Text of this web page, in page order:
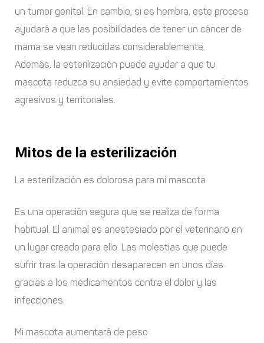
un tumor genital. En cambio, si es hembra, este proceso
ayudará a que las posibilidades de tener un cáncer de
mama se vean reducidas considerablemente.
Además, la esterilización puede ayudar a que tu
mascota reduzca su ansiedad y evite comportamientos
agresivos y territoriales.
Mitos de la esterilización
La esterilización es dolorosa para mi mascota
Es una operación segura que se realiza de forma
habitual. El animal es anestesiado por el veterinario en
un lugar creado para ello. Las molestias que puede
sufrir tras la operación desaparecen en unos días
gracias a los medicamentos contra el dolor y las
infecciones.
Mi mascota aumentará de peso